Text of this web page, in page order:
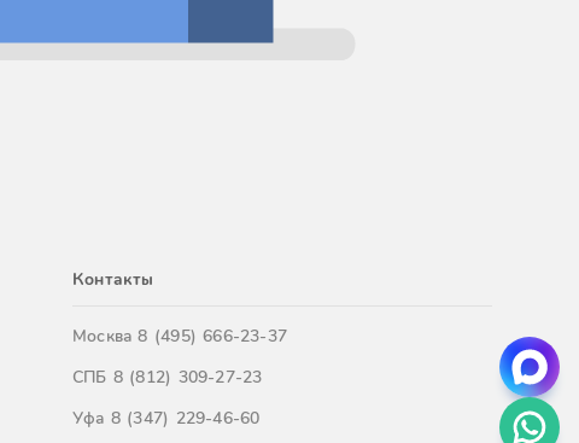
Контакты
Москва8 (495) 666-23-37
СПБ 8 (812) 309-27-23
Уфа 8 (347) 229-46-60